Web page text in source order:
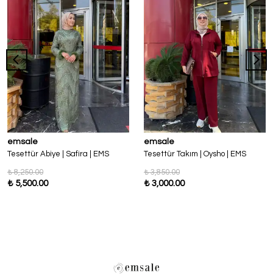
emsale
Tesettür Abiye | Safira | EMS
₺ 8,250.00
₺ 5,500.00
emsale
Tesettür Takım | Oysho | EMS
₺ 3,850.00
₺ 3,000.00